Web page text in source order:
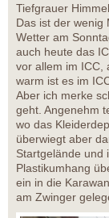
Tiefgrauer
Das ist der wenig
Wetter am
auch heute das
vor allem im ICC,
warm ist es im
Aber ich merke
geht. Angenehm
wo das
überwiegt aber
Startgelände und
Plastikumhang
ein in die
am Zwinger